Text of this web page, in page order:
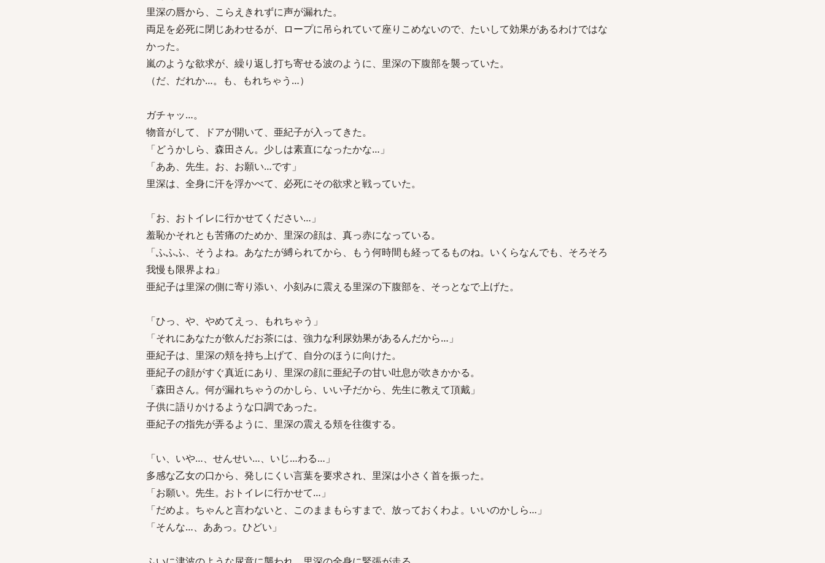
里深の唇から、こらえきれずに声が漏れた。
両足を必死に閉じあわせるが、ロープに吊られていて座りこめないので、たいして効果があるわけではな
かった。
嵐のような欲求が、繰り返し打ち寄せる波のように、里深の下腹部を襲っていた。
（だ、だれか…。も、もれちゃう…）
ガチャッ…。
物音がして、ドアが開いて、亜紀子が入ってきた。
「どうかしら、森田さん。少しは素直になったかな…」
「ああ、先生。お、お願い…です」
里深は、全身に汗を浮かべて、必死にその欲求と戦っていた。
「お、おトイレに行かせてください…」
羞恥かそれとも苦痛のためか、里深の顔は、真っ赤になっている。
「ふふふ、そうよね。あなたが縛られてから、もう何時間も経ってるものね。いくらなんでも、そろそろ
我慢も限界よね」
亜紀子は里深の側に寄り添い、小刻みに震える里深の下腹部を、そっとなで上げた。
「ひっ、や、やめてえっ、もれちゃう」
「それにあなたが飲んだお茶には、強力な利尿効果があるんだから…」
亜紀子は、里深の頬を持ち上げて、自分のほうに向けた。
亜紀子の顔がすぐ真近にあり、里深の顔に亜紀子の甘い吐息が吹きかかる。
「森田さん。何が漏れちゃうのかしら、いい子だから、先生に教えて頂戴」
子供に語りかけるような口調であった。
亜紀子の指先が弄るように、里深の震える頬を往復する。
「い、いや…、せんせい…、いじ…わる…」
多感な乙女の口から、発しにくい言葉を要求され、里深は小さく首を振った。
「お願い。先生。おトイレに行かせて…」
「だめよ。ちゃんと言わないと、このままもらすまで、放っておくわよ。いいのかしら…」
「そんな…、ああっ。ひどい」